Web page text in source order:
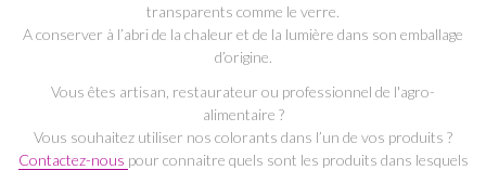
transparents comme le verre.
A conserver à l’abri de la chaleur et de la lumière dans son emballage
d’origine.
Vous êtes artisan, restaurateur ou professionnel de l'agro-
alimentaire ?
Vous souhaitez utiliser nos colorants dans l’un de vos produits ?
Contactez-nous pour connaitre quels sont les produits dans lesquels